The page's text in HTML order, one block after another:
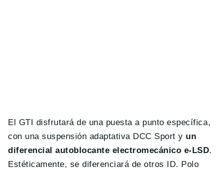
El GTI disfrutará de una puesta a punto específica,
con una suspensión adaptativa DCC Sport y un
diferencial autoblocante electromecánico e-LSD.
Estéticamente, se diferenciará de otros ID. Polo